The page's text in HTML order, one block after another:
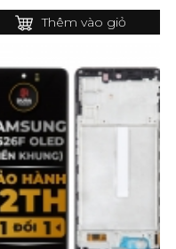
Thêm vào giỏ